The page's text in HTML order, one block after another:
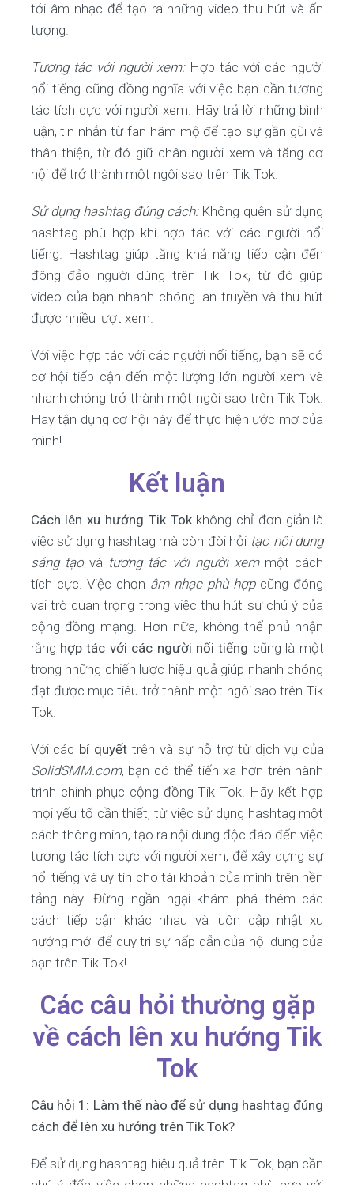
tới âm nhạc để tạo ra những video thu hút và ấn
tượng.
Tương tác với người xem:Hợp tác với các người
nổi tiếng cũng đồng nghĩa với việc bạn cần tương
tác tích cực với người xem. Hãy trả lời những bình
luận, tin nhắn từ fan hâm mộ để tạo sự gần gũi và
thân thiện, từ đó giữ chân người xem và tăng cơ
hội để trở thành một ngôi sao trên Tik Tok.
Sử dụng hashtag đúng cách:Không quên sử dụng
hashtag phù hợp khi hợp tác với các người nổi
tiếng. Hashtag giúp tăng khả năng tiếp cận đến
đông đảo người dùng trên Tik Tok, từ đó giúp
video của bạn nhanh chóng lan truyền và thu hút
được nhiều lượt xem.
Với việc hợp tác với các người nổi tiếng, bạn sẽ có
cơ hội tiếp cận đến một lượng lớn người xem và
nhanh chóng trở thành một ngôi sao trên Tik Tok.
Hãy tận dụng cơ hội này để thực hiện ước mơ của
mình!
Kết luận
Cách lên xu hướng Tik Tokkhông chỉ đơn giản là
việc sử dụng hashtag mà còn đòi hỏi tạo nội dung
sáng tạovà tương tác với người xemmột cách
tích cực. Việc chọn âm nhạc phù hợpcũng đóng
vai trò quan trọng trong việc thu hút sự chú ý của
cộng đồng mạng. Hơn nữa, không thể phủ nhận
rằng hợp tác với các người nổi tiếng cũng là một
trong những chiến lược hiệu quả giúp nhanh chóng
đạt được mục tiêu trở thành một ngôi sao trên Tik
Tok.
Với các bí quyết trên và sự hỗ trợ từ dịch vụ của
SolidSMM.com, bạn có thể tiến xa hơn trên hành
trình chinh phục cộng đồng Tik Tok. Hãy kết hợp
mọi yếu tố cần thiết, từ việc sử dụng hashtag một
cách thông minh, tạo ra nội dung độc đáo đến việc
tương tác tích cực với người xem, để xây dựng sự
nổi tiếng và uy tín cho tài khoản của mình trên nền
tảng này. Đừng ngần ngại khám phá thêm các
cách tiếp cận khác nhau và luôn cập nhật xu
hướng mới để duy trì sự hấp dẫn của nội dung của
bạn trên Tik Tok!
Các câu hỏi thường gặp
về cách lên xu hướng Tik
Tok
Câu hỏi 1: Làm thế nào để sử dụng hashtag đúng
cách để lên xu hướng trên Tik Tok?
Để sử dụng hashtag hiệu quả trên Tik Tok, bạn cần